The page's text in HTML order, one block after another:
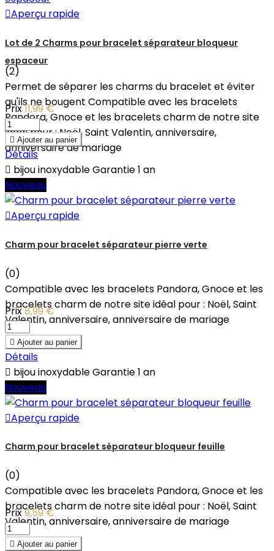
Aperçu rapide
Lot de 2 Charms pour bracelet séparateur bloqueur
espaceur
(2)
Permet de séparer les charms du bracelet et éviter
qu'ils ne bougent Compatible avec les bracelets
Pandora, Gnoce et les bracelets charm de notre site
idéal pour : Noël, Saint Valentin, anniversaire,
anniversaire de mariage
Prix11,99 €
 Ajouter au panier
Détails
 bijou inoxydable Garantie 1 an
Nouveau
Aperçu rapide
Charm pour bracelet séparateur pierre verte
(0)
Compatible avec les bracelets Pandora, Gnoce et les
bracelets charm de notre site idéal pour : Noël, Saint
Valentin, anniversaire, anniversaire de mariage
Prix8,99 €
 Ajouter au panier
Détails
 bijou inoxydable Garantie 1 an
Nouveau
Aperçu rapide
Charm pour bracelet séparateur bloqueur feuille
(0)
Compatible avec les bracelets Pandora, Gnoce et les
bracelets charm de notre site idéal pour : Noël, Saint
Valentin, anniversaire, anniversaire de mariage
Prix9,59 €
 Ajouter au panier